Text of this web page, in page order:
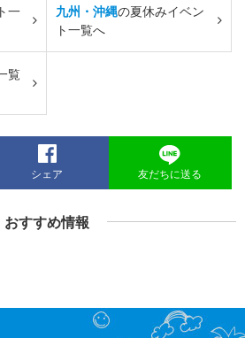
一
九州・沖縄の夏休みイベン
ト一覧へ
覧
シェア 友だちに送る
おすすめ情報